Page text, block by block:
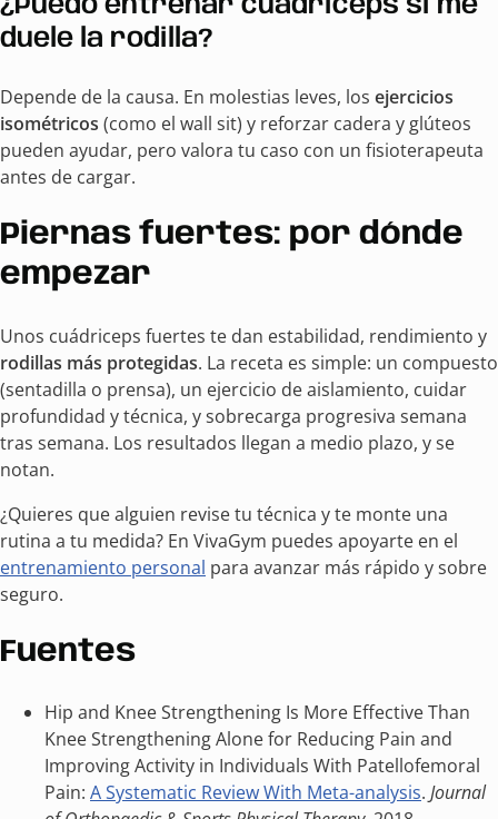
¿Puedo entrenar cuádriceps si me
duele la rodilla?
Depende de la causa. En molestias leves, los ejercicios
isométricos (como el wall sit) y reforzar cadera y glúteos
pueden ayudar, pero valora tu caso con un fisioterapeuta
antes de cargar.
Piernas fuertes: por dónde
empezar
Unos cuádriceps fuertes te dan estabilidad, rendimiento y
rodillas más protegidas. La receta es simple: un compuesto
(sentadilla o prensa), un ejercicio de aislamiento, cuidar
profundidad y técnica, y sobrecarga progresiva semana
tras semana. Los resultados llegan a medio plazo, y se
notan.
¿Quieres que alguien revise tu técnica y te monte una
rutina a tu medida? En VivaGym puedes apoyarte en el
entrenamiento personal para avanzar más rápido y sobre
seguro.
Fuentes
Hip and Knee Strengthening Is More Effective Than
Knee Strengthening Alone for Reducing Pain and
Improving Activity in Individuals With Patellofemoral
Pain: A Systematic Review With Meta-analysis. Journal